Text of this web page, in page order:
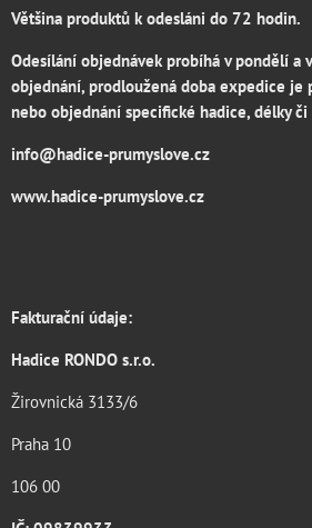
Většina produktů k odesláni do 72 hodin.
Odesílání objednávek probíhá v pondělí a
objednání, prodloužená doba expedice je
nebo objednání specifické hadice, délky
info@hadice-prumyslove.cz
www.hadice-prumyslove.cz
Fakturační údaje:
Hadice RONDO s.r.o.
Žirovnická 3133/6
Praha 10
106 00